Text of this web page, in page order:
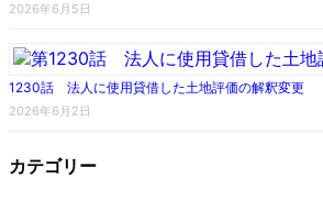
2026年6月5日
1230話 法人に使用貸借した土地評価の解釈変更
2026年6月2日
カテゴリー